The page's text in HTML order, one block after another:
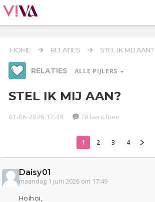
HOME RELATIES STEL IK MIJ AAN?
RELATIES ALLE PIJLERS
Werk & Studie
Seks Gezondheid
Actueel Oekraïne
STEL IK MIJ AAN?
01-06-2026 17:49 78 berichten
1 2 3 4
Daisy01
maandag 1 juni 2026 om 17:49
Hoihoi,